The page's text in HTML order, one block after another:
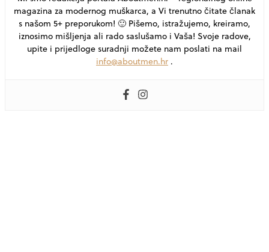
magazina za modernog muškarca, a Vi trenutno čitate članak
s našom 5+ preporukom! 🙂 Pišemo, istražujemo, kreiramo,
iznosimo mišljenja ali rado saslušamo i Vaša! Svoje radove,
upite i prijedloge suradnji možete nam poslati na mail
info@aboutmen.hr .